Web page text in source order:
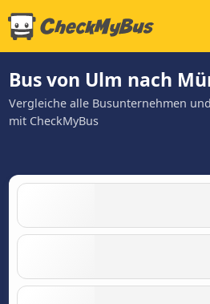
Bus von Ulm nach
Vergleiche alle Busunternehmen
mit CheckMyBus